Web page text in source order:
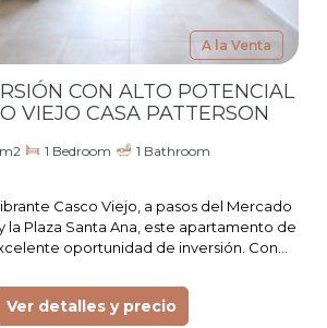
A la Venta
CON ALTO POTENCIAL
VIEJO CASA PATTERSON
1 Bedroom 1 Bathroom
Casco Viejo, a pasos del Mercado
la Plaza Santa Ana, este apartamento de
oportunidad de inversión. Con…
Ver detalles y precio